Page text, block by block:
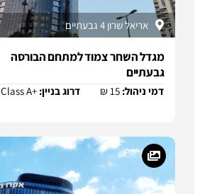
אריאל שרון 4 גבעתיים
מגדל השחר צמוד למתחם הבורסה
גבעתיים
דמי ניהול: דרוג בניין: Class A+